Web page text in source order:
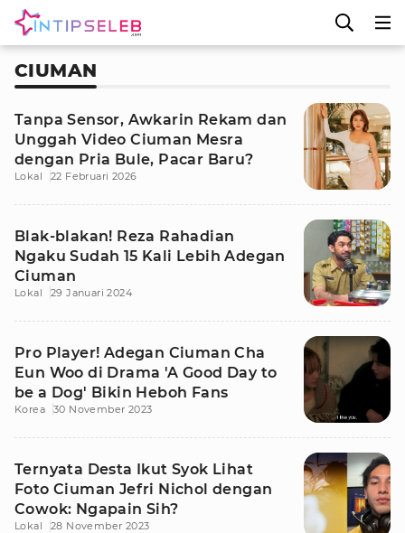
CIUMAN
Tanpa Sensor, Awkarin Rekam dan
Unggah Video Ciuman Mesra
dengan Pria Bule, Pacar Baru?
Lokal 22 Februari 2026
Blak-blakan! Reza Rahadian
Ngaku Sudah 15 Kali Lebih Adegan
Ciuman
Lokal 29 Januari 2024
Pro Player! Adegan Ciuman Cha
Eun Woo di Drama 'A Good Day to
be a Dog' Bikin Heboh Fans
Korea 30 November 2023
Ternyata Desta Ikut Syok Lihat
Foto Ciuman Jefri Nichol dengan
Cowok: Ngapain Sih?
Lokal 28 November 2023